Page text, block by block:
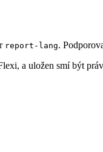
report-lang.
a uložen smí být